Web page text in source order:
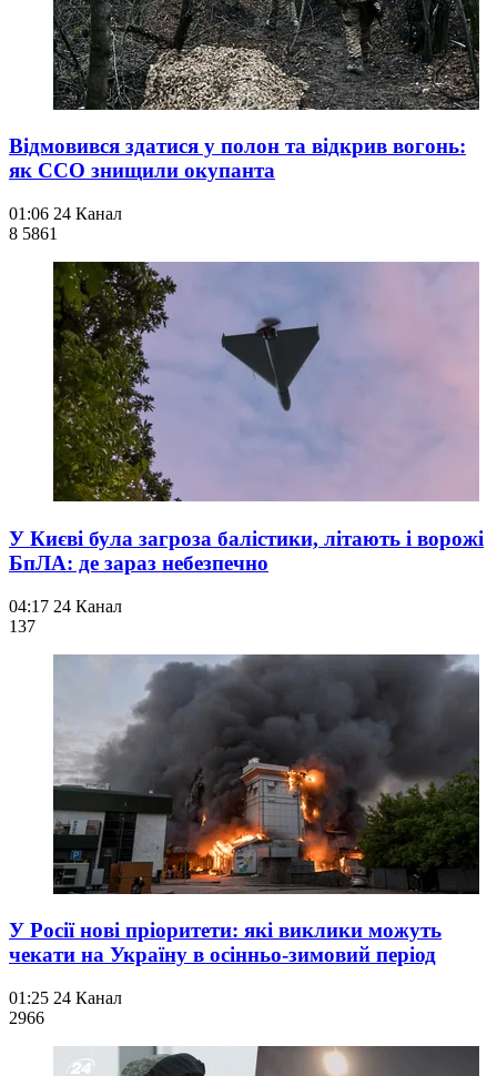
Відмовився здатися у полон та відкрив вогонь:
як ССО знищили окупанта
01:06 24 Канал
8 5861
У Києві була загроза балістики, літають і ворожі
БпЛА: де зараз небезпечно
04:17 24 Канал
137
У Росії нові пріоритети: які виклики можуть
чекати на Україну в осінньо-зимовий період
01:25 24 Канал
2966